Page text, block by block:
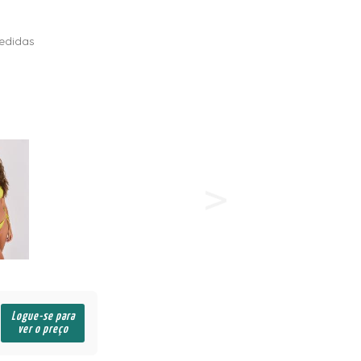
Logue-se para
ver o preço